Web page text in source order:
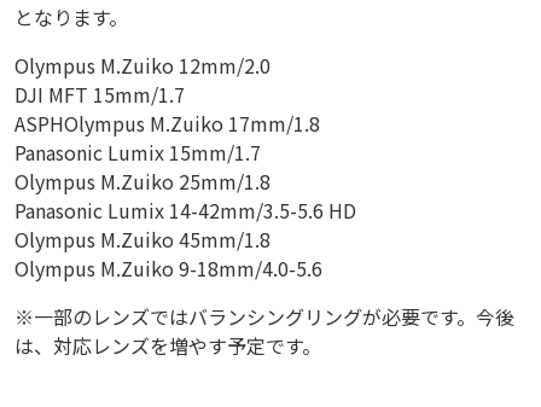
となります。
Olympus M.Zuiko 12mm/2.0
DJI MFT 15mm/1.7
ASPHOlympus M.Zuiko 17mm/1.8
Panasonic Lumix 15mm/1.7
Olympus M.Zuiko 25mm/1.8
Panasonic Lumix 14-42mm/3.5-5.6 HD
Olympus M.Zuiko 45mm/1.8
Olympus M.Zuiko 9-18mm/4.0-5.6
※一部のレンズではバランシングリングが必要です。今後
は、対応レンズを増やす予定です。